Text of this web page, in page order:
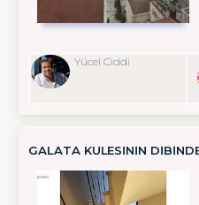
Yücel Ciddi
GALATA KULESININ